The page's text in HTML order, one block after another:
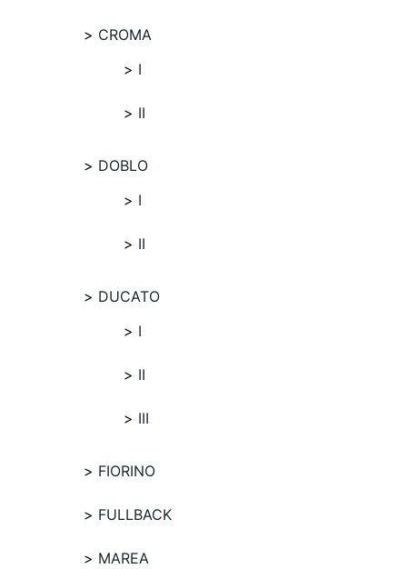
CROMA
I
II
DOBLO
I
II
DUCATO
I
II
III
FIORINO
FULLBACK
MAREA